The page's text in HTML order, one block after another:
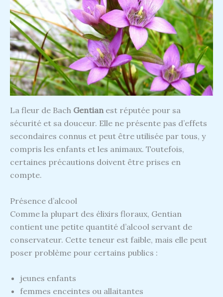
La fleur de Bach Gentian est réputée pour sa
sécurité et sa douceur. Elle ne présente pas d’effets
secondaires connus et peut être utilisée par tous, y
compris les enfants et les animaux. Toutefois,
certaines précautions doivent être prises en
compte.
Présence d’alcool
Comme la plupart des élixirs floraux, Gentian
contient une petite quantité d’alcool servant de
conservateur. Cette teneur est faible, mais elle peut
poser problème pour certains publics :
jeunes enfants
femmes enceintes ou allaitantes